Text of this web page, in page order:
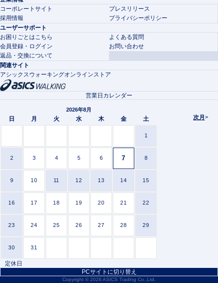
コーポレートサイト
プレスリリース
採用情報
プライバシーポリシー
ユーザーサポート
お困りごとはこちら
よくある質問
会員登録・ログイン
お問い合わせ
返品・交換について
関連サイト
アシックスウォーキングオンラインストア
次月 >
営業日カレンダー
2026年8月
日 月 火 水 木 金 土
1
2 3 4 5 6 7 8
9 10 11 12 13 14 15
16 17 18 19 20 21 22
23 24 25 26 27 28 29
30 31
定休日
PCサイトに切り替え
Copyright © 2026 ASICS Trading Co.,Ltd.